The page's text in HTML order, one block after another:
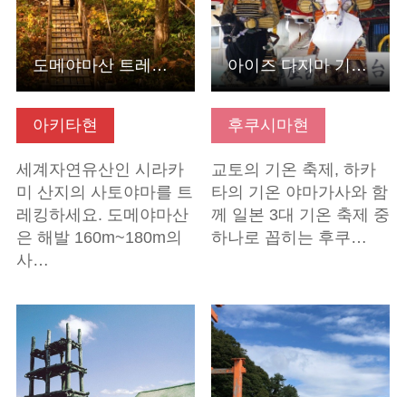
아키타현
세계자연유산인 시라카
미 산지의 사토야마를 트
레킹하세요. 도메야마산
은 해발 160m~180m의
사…
도메야마산 트레킹 & 동해가 한눈에 들어오는 온천 입욕 체험
후쿠시마현
교토의 기온 축제, 하카
타의 기온 야마가사와 함
께 일본 3대 기온 축제 중
하나로 꼽히는 후쿠…
아이즈 다지마 기온사이
기본정보 보기 기본정보 보기